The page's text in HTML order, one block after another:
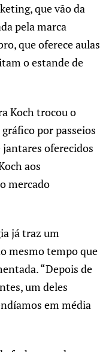
que vão da
pela marca
que oferece aulas
o estande de
Koch trocou o
por passeios
oferecidos
aos
mercado
já traz um
mesmo tempo que
“Depois de
um deles
em média